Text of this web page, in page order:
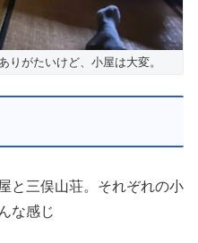
りがたいけど、小屋は大変。
と三俣山荘。それぞれの小
な感じ